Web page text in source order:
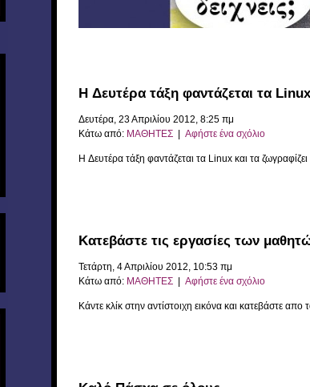
H Δευτέρα τάξη φαντάζεται τα Linux
Δευτέρα, 23 Απριλίου 2012, 8:25 πμ
Κάτω από: ΜΑΘΗΤΕΣ |Αφήστε ένα σχόλιο
H Δευτέρα τάξη φαντάζεται τα Linux και τα
Κατεβάστε τις εργασίες των
Τετάρτη, 4 Απριλίου 2012, 10:53 πμ
Κάτω από: ΜΑΘΗΤΕΣ |Αφήστε ένα σχόλιο
Κάντε κλίκ στην αντίστοιχη εικόνα και κατεβάστε